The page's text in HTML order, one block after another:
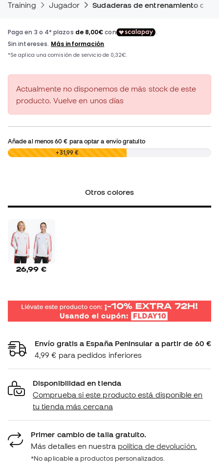
Training Jugador Sudaderas de entrenamiento de
Actualmente no disponemos de más stock de este
producto. Vuelve en unos días
Añade al menos60 € para optar a envío gratuito
0,00 € +31,99 €
Otros colores
26,99 €
Envío gratis a España Peninsular a partir de 60 €
4,99 € para pedidos inferiores
Disponibilidad en tienda
Comprueba si este producto está disponible en
tu tienda más cercana
Primer cambio de talla gratuito.
Más detalles en nuestra política de devolución.
*No aplicable a productos personalizados.